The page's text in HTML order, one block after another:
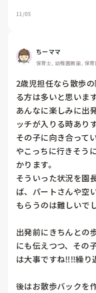
11/05
ちーママ
保育士, 幼稚園教諭, 保
2歳児担任なら散歩
る方は多いと思いま
あんなに楽しみに出
ッチが入りる時あり
その子に向き合って
やこっちに行きそう
かります。
そういった状況を園
ば、パートさんや空
もらうのは難しいで
出発前にきちんとの
にも伝えつつ、その
は大事ですね‼︎‼︎繰り
後はお散歩バックを